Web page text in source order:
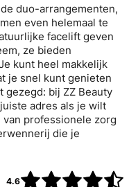
duo-arrangementen,
even helemaal te
facelift geven
ze bieden
kunt heel makkelijk
je snel kunt genieten
gezegd: bij ZZ Beauty
adres als je wilt
professionele zorg
die je
4.6